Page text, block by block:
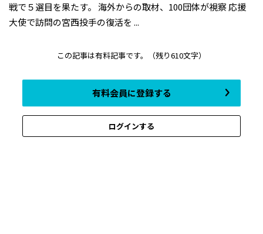
戦で５選目を果たす。 海外からの取材、100団体が視察 応援
大使で訪問の宮西投手の復活を ...
この記事は有料記事です。 （残り610文字）
有料会員に登録する
ログインする